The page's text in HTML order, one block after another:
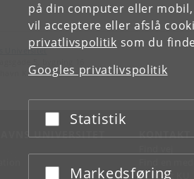
på din computer eller
vil acceptere eller afslå
privatlivspolitik som du
Googles privatlivspolitik
Acceptér eller afslå
Statistik
Acceptér eller afslå
Markedsføring
Universitet
UNIVERSITET KONTAKT
Kontakt KU